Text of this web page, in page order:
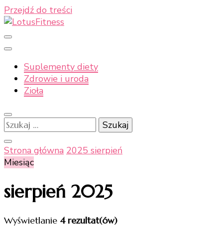
Przejdź do treści
LotusFitness
Suplementy diety
Zdrowie i uroda
Zioła
Szukaj:
Strona główna 2025 sierpień
Miesiąc
sierpień 2025
Wyświetlanie 4 rezultat(ów)